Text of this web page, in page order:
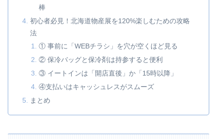
棒
初心者必見！北海道物産展を120%楽しむための攻略
法
① 事前に「WEBチラシ」を穴が空くほど見る
② 保冷バッグと保冷剤は持参すると便利
③ イートインは「開店直後」か「15時以降」
④支払いはキャッシュレスがスムーズ
まとめ